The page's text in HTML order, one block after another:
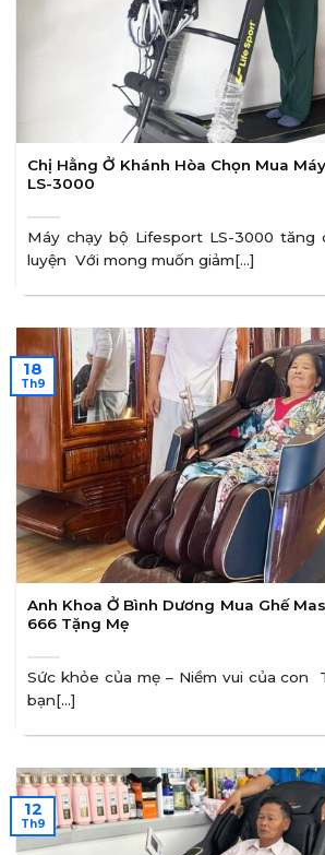
Chị Hằng Ở Khánh Hòa Chọn Mua
LS-3000
Máy chạy bộ Lifesport LS-3000 tăng
luyện Với mong muốn giảm[...]
Anh Khoa Ở Bình Dương Mua Ghế
666 Tặng Mẹ
Sức khỏe của mẹ – Niềm vui của con
bạn[...]
18
Th9
12
Th9